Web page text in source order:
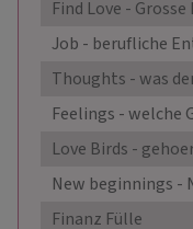
Find Love -
Job - berufliche
Thoughts - was
Feelings - welche
Love Birds -
New beginnings -
Finanz Fülle